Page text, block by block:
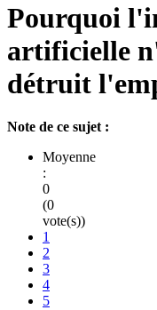
Pourquoi
artificielle
détruit
Note de ce sujet :
Moyenne
:
0
(0
vote(s))
1
2
3
4
5